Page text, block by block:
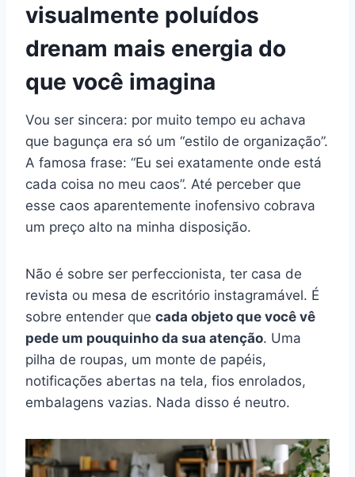
visualmente poluídos
drenam mais energia do
que você imagina
Vou ser sincera: por muito tempo eu achava
que bagunça era só um “estilo de organização”.
A famosa frase: “Eu sei exatamente onde está
cada coisa no meu caos”. Até perceber que
esse caos aparentemente inofensivo cobrava
um preço alto na minha disposição.
Não é sobre ser perfeccionista, ter casa de
revista ou mesa de escritório instagramável. É
sobre entender que cada objeto que você vê
pede um pouquinho da sua atenção. Uma
pilha de roupas, um monte de papéis,
notificações abertas na tela, fios enrolados,
embalagens vazias. Nada disso é neutro.